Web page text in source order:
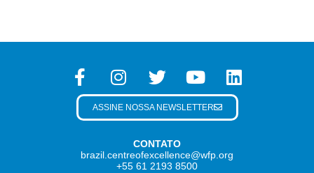
CONTATO
brazil.centreofexcellence@wfp.org
+55 61 2193 8500
ASSINE NOSSA NEWSLETTER